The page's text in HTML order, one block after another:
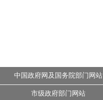
中国政府网及国务院部门网站
市级政府部门网站